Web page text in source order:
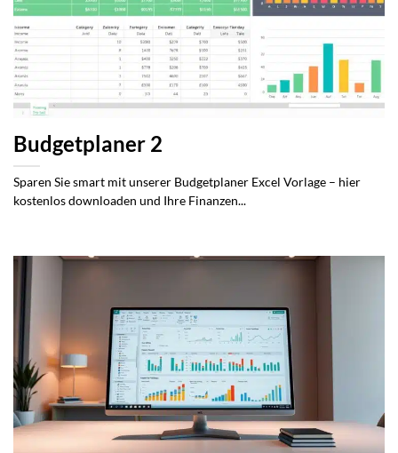
Budgetplaner 2
Sparen Sie smart mit unserer Budgetplaner Excel Vorlage – hier
kostenlos downloaden und Ihre Finanzen...